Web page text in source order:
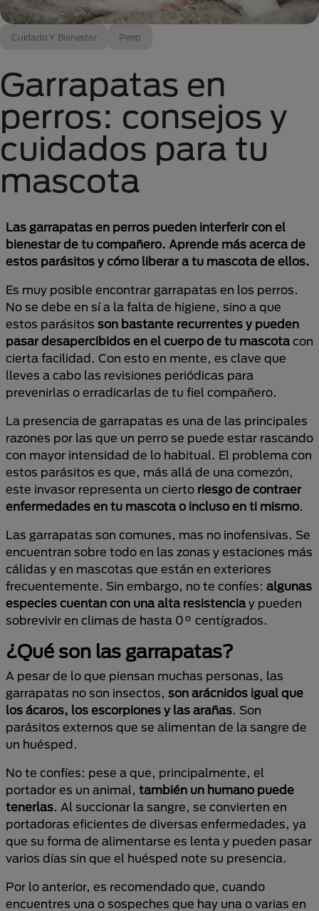
Cuidado Y Bienestar Perro
Garrapatas en
perros: consejos y
cuidados para tu
mascota
Las garrapatas en perros pueden interferir con el
bienestar de tu compañero. Aprende más acerca de
estos parásitos y cómo liberar a tu mascota de ellos.
Es muy posible encontrar garrapatas en los perros.
No se debe en sí a la falta de higiene, sino a que
estos parásitos son bastante recurrentes y pueden
pasar desapercibidos en el cuerpo de tu mascota con
cierta facilidad. Con esto en mente, es clave que
lleves a cabo las revisiones periódicas para
prevenirlas o erradicarlas de tu fiel compañero.
La presencia de garrapatas es una de las principales
razones por las que un perro se puede estar rascando
con mayor intensidad de lo habitual. El problema con
estos parásitos es que, más allá de una comezón,
este invasor representa un cierto riesgo de contraer
enfermedades en tu mascota o incluso en ti mismo.
Las garrapatas son comunes, mas no inofensivas. Se
encuentran sobre todo en las zonas y estaciones más
cálidas y en mascotas que están en exteriores
frecuentemente. Sin embargo, no te confíes: algunas
especies cuentan con una alta resistencia y pueden
sobrevivir en climas de hasta 0° centígrados.
¿Qué son las garrapatas?
A pesar de lo que piensan muchas personas, las
garrapatas no son insectos, son arácnidos igual que
los ácaros, los escorpiones y las arañas. Son
parásitos externos que se alimentan de la sangre de
un huésped.
No te confíes: pese a que, principalmente, el
portador es un animal, también un humano puede
tenerlas. Al succionar la sangre, se convierten en
portadoras eficientes de diversas enfermedades, ya
que su forma de alimentarse es lenta y pueden pasar
varios días sin que el huésped note su presencia.
Por lo anterior, es recomendado que, cuando
encuentres una o sospeches que hay una o varias en